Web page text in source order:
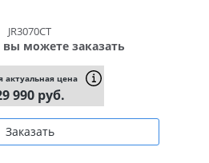
JR3070CT
вы можете заказать
актуальная цена
990 руб.
Заказать